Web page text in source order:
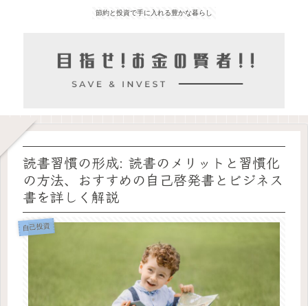
節約と投資で手に入れる豊かな暮らし
読書習慣の形成: 読書のメリットと習慣化
の方法、おすすめの自己啓発書とビジネス
書を詳しく解説
自己投資